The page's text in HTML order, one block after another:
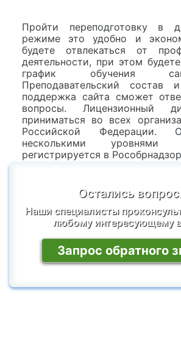
Пройти переподготовку в
режиме это удобно и
будете отвлекаться от
деятельности, при этом
график обучения
Преподавательский состав
поддержка сайта сможет
вопросы. Лицензионный
приниматься во всех
Российской Федерации.
несколькими
регистрируется в
Остались
Наши специалисты
любому интересующему
Запрос обратного